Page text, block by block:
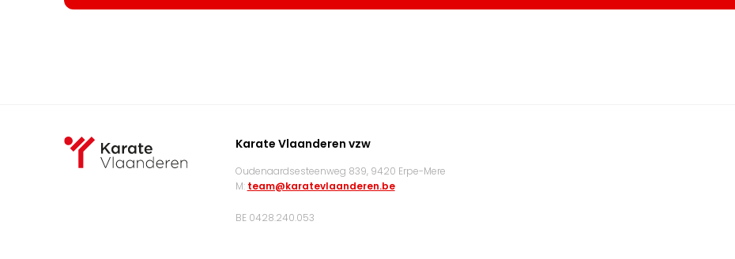
Karate Vlaanderen vzw
Oudenaardsesteenweg 839, 9420 Erpe-Mere
M: team@karatevlaanderen.be
BE 0428.240.053